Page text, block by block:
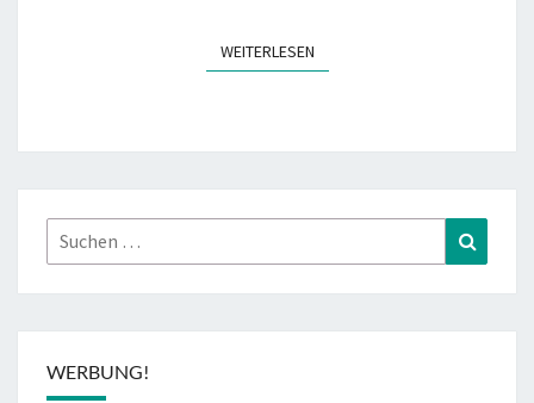
WEITERLESENWEITERLESEN
Suchen
nach:
WERBUNG!